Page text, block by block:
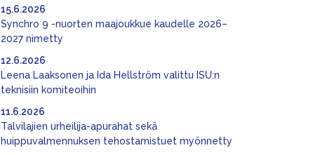
Synchro 9 -nuorten maajoukkue kaudelle 2026–
2027 nimetty
15.6.2026
Leena Laaksonen ja Ida Hellström valittu ISU:n
teknisiin komiteoihin
12.6.2026
Talvilajien urheilija-apurahat sekä
huippuvalmennuksen tehostamistuet myönnetty
11.6.2026